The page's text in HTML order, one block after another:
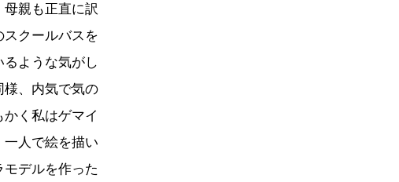
親も正直に訳
クールバスを
ような気がし
様、内気で気の
く私はゲマイ
人で絵を描い
デルを作った